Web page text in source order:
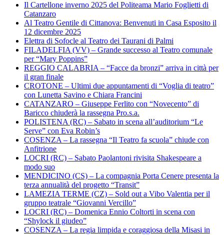
Il Cartellone inverno 2025 del Politeama Mario Foglietti di
Catanzaro
Al Teatro Gentile di Cittanova: Benvenuti in Casa Esposito il
12 dicembre 2025
Elettra di Sofocle al Teatro dei Taurani di Palmi
FILADELFIA (VV) – Grande successo al Teatro comunale
per “Mary Poppins”
REGGIO CALABRIA – “Facce da bronzi” arriva in città per
il gran finale
CROTONE – Ultimi due appuntamenti di “Voglia di teatro”
con Lunetta Savino e Chiara Francini
CATANZARO – Giuseppe Ferlito con “Novecento” di
Baricco chiuderà la rassegna Pro.s.a.
POLISTENA (RC) – Sabato in scena all’auditorium “Le
Serve” con Eva Robin’s
COSENZA – La rassegna “Il Teatro fa scuola” chiude con
Anfitrione
LOCRI (RC) – Sabato Paolantoni rivisita Shakespeare a
modo suo
MENDICINO (CS) – La compagnia Porta Cenere presenta la
terza annualità del progetto “Transit”
LAMEZIA TERME (CZ) – Sold out a Vibo Valentia per il
gruppo teatrale “Giovanni Vercillo”
LOCRI (RC) – Domenica Ennio Coltorti in scena con
“Shylock il giudeo”
COSENZA – La regia limpida e coraggiosa della Misasi in